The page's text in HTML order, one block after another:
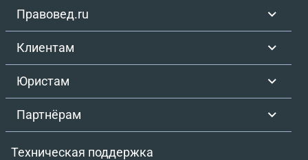
Правовед.ru
Клиентам
Юристам
Партнёрам
Техническая поддержка